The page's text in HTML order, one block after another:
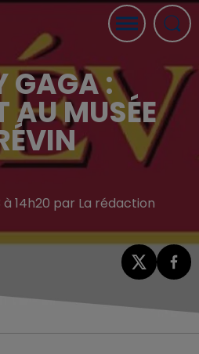
GAGA :
AU MUSÉE
à 14h20 par La rédaction